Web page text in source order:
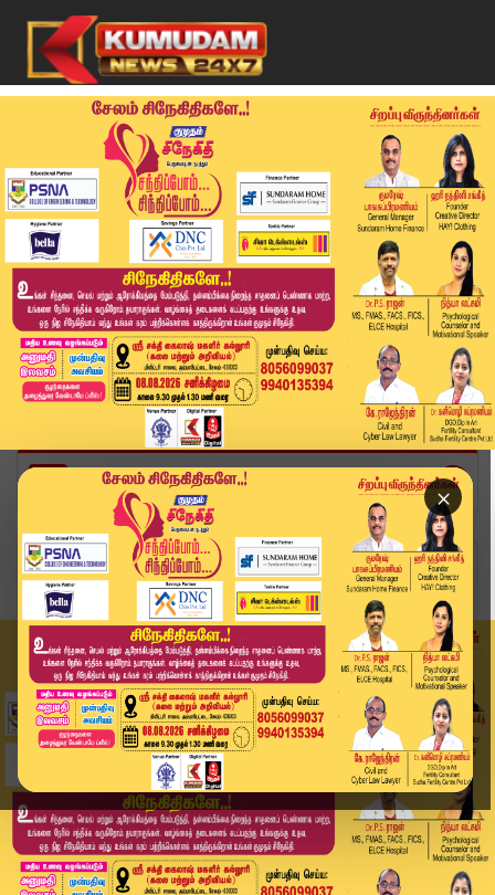
×
Home
வீடியோ ஸ்டோரி
விஜய் குறித்து ஒ.எஸ் மணியன் சொன்ன பிரத்யேக தகவல...